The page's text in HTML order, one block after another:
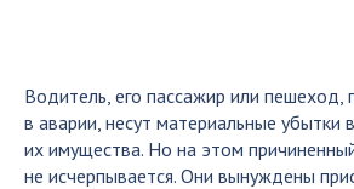
Водитель, его пассажир или пешеход,
в аварии, несут материальные убытки
их имущества. Но на этом
не исчерпывается. Они вынуждены